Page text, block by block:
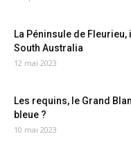
La Péninsule de
South Australia
12 mai 2023
Les requins, le Grand
bleue ?
10 mai 2023